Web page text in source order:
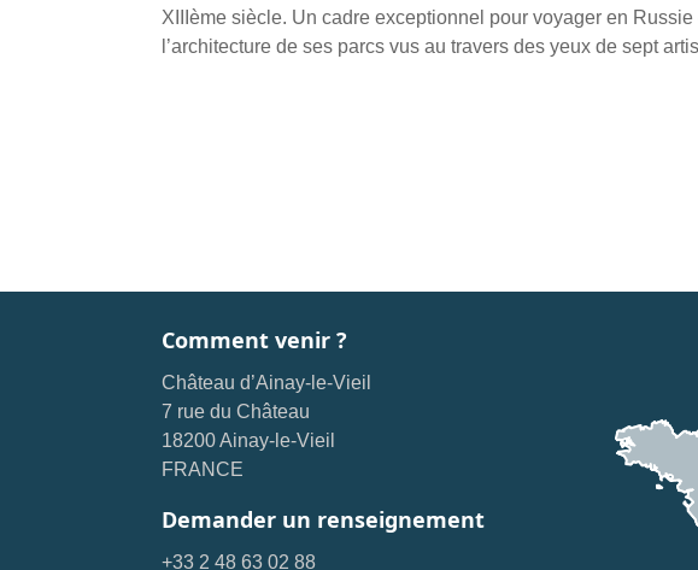
XIIIème siècle. Un cadre exceptionnel pour voyager en
l’architecture de ses parcs vus au travers des yeux de sept
Comment venir ?
Château d’Ainay-le-Vieil
7 rue du Château
18200 Ainay-le-Vieil
FRANCE
Demander un renseignement
+33 2 48 63 02 88